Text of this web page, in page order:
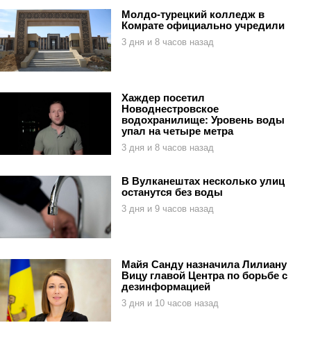
Молдо-турецкий колледж в
Комрате официально учредили
3 дня и 8 часов назад
Хаждер посетил
Новоднестровское
водохранилище: Уровень воды
упал на четыре метра
3 дня и 8 часов назад
В Вулканештах несколько улиц
останутся без воды
3 дня и 9 часов назад
Майя Санду назначила Лилиану
Вицу главой Центра по борьбе с
дезинформацией
3 дня и 10 часов назад